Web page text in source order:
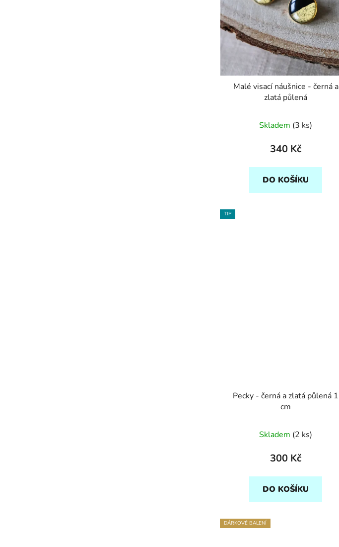
Malé visací náušnice - černá a
zlatá půlená
Skladem (3 ks)
340 Kč
DO KOŠÍKU
TIP
Pecky - černá a zlatá půlená 1
cm
Skladem (2 ks)
300 Kč
DO KOŠÍKU
DÁRKOVÉ BALENÍ